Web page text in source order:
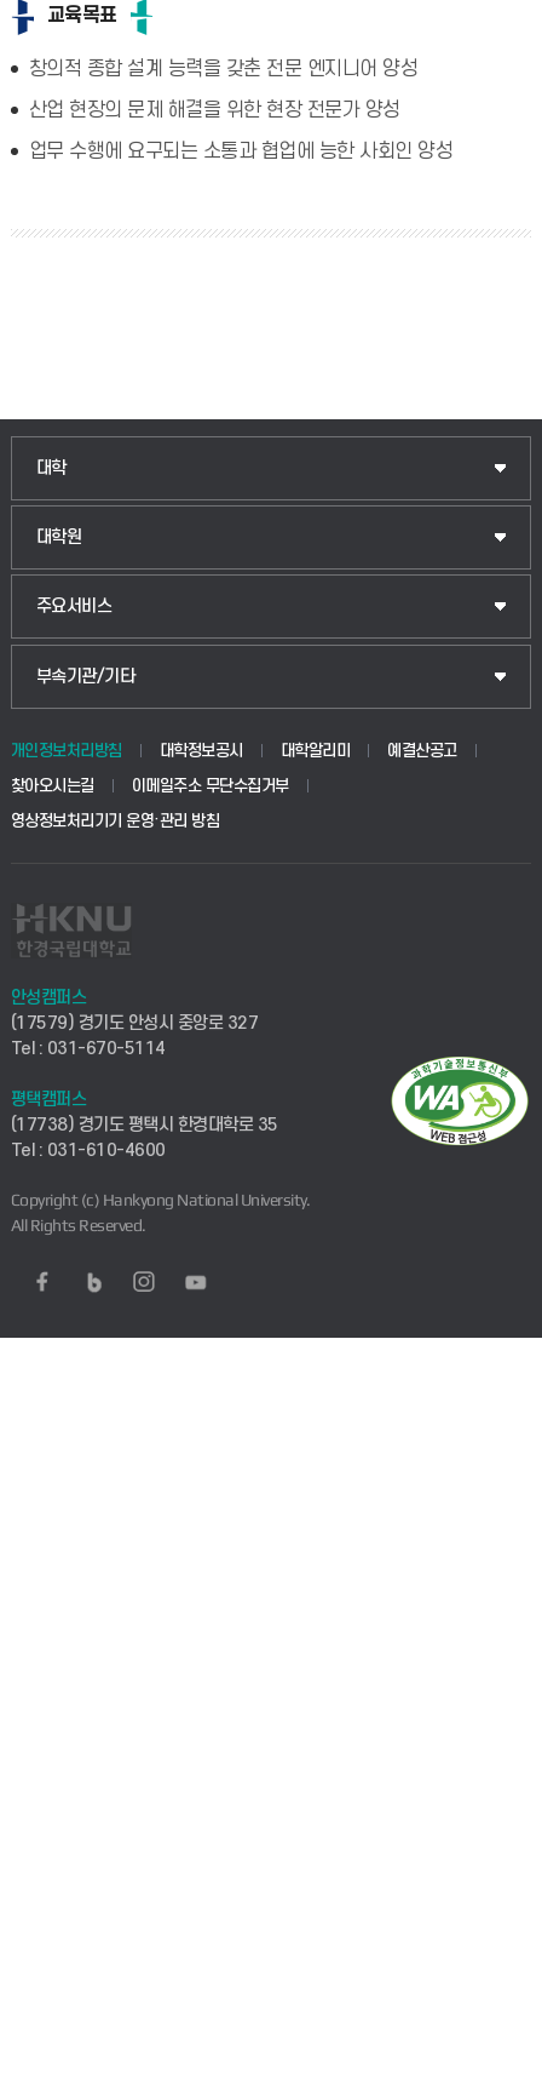
교육목표
창의적 종합 설계 능력을 갖춘 전문 엔지니어 양성
산업 현장의 문제 해결을 위한 현장 전문가 양성
업무 수행에 요구되는 소통과 협업에 능한 사회인 양성
대학
대학원
주요서비스
부속기관/기타
개인정보처리방침 대학정보공시 대학알리미
예결산공고
찾아오시는길
이메일주소 무단수집거부
영상정보처리기기 운영·관리 방침
안성캠퍼스
(17579) 경기도 안성시 중앙로 327
Tel : 031-670-5114
평택캠퍼스
(17738) 경기도 평택시 한경대학로 35
Tel : 031-610-4600
Copyright (c) Hankyong National University.
All Rights Reserved.